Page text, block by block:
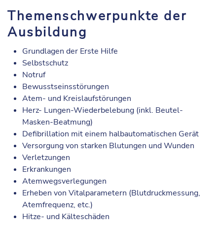
Themenschwerpunkte der
Ausbildung
Grundlagen der Erste Hilfe
Selbstschutz
Notruf
Bewusstseinsstörungen
Atem- und Kreislaufstörungen
Herz- Lungen-Wiederbelebung (inkl. Beutel-
Masken-Beatmung)
Defibrillation mit einem halbautomatischen Gerät
Versorgung von starken Blutungen und Wunden
Verletzungen
Erkrankungen
Atemwegsverlegungen
Erheben von Vitalparametern (Blutdruckmessung,
Atemfrequenz, etc.)
Hitze- und Kälteschäden